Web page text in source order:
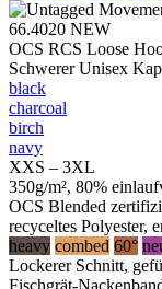
66.4020 NEW
OCS RCS Loose
Schwerer Unisex
black
charcoal
birch
navy
XXS – 3XL
350g/m², 80%
OCS Blended
recyceltes Polyester,
heavy combed 60°
Lockerer Schnitt,
Fischgrät-